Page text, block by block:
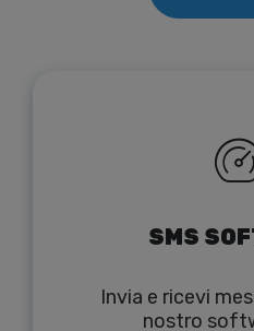
SMS
Invia e ricevi
nostro